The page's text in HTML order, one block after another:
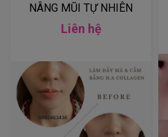
NÂNG MŨI TỰ NHIÊN
Liên hệ